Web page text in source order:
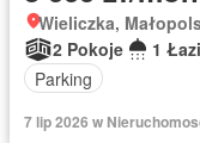
Wieliczka,
2 Pokoje
1
Parking
7 lip 2026 w